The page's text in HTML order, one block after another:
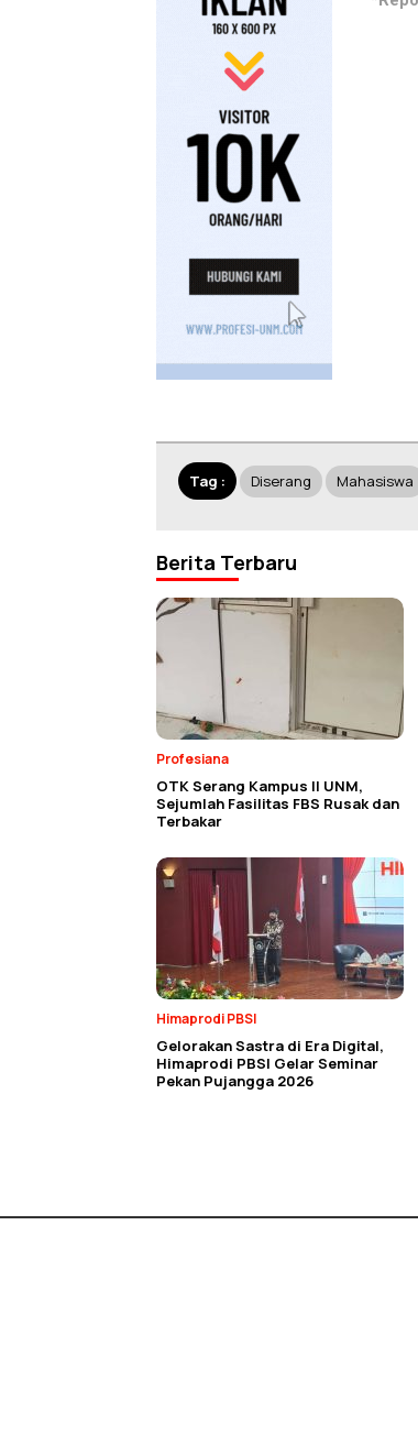
Tag : Diserang Mahasiswa
Berita Terbaru
Profesiana
OTK Serang Kampus II UNM,
Sejumlah Fasilitas FBS Rusak dan
Terbakar
Himaprodi PBSI
Gelorakan Sastra di Era Digital,
Himaprodi PBSI Gelar Seminar
Pekan Pujangga 2026